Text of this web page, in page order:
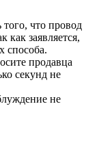
что провод
заявляется,
способа.
продавца
секунд не
не